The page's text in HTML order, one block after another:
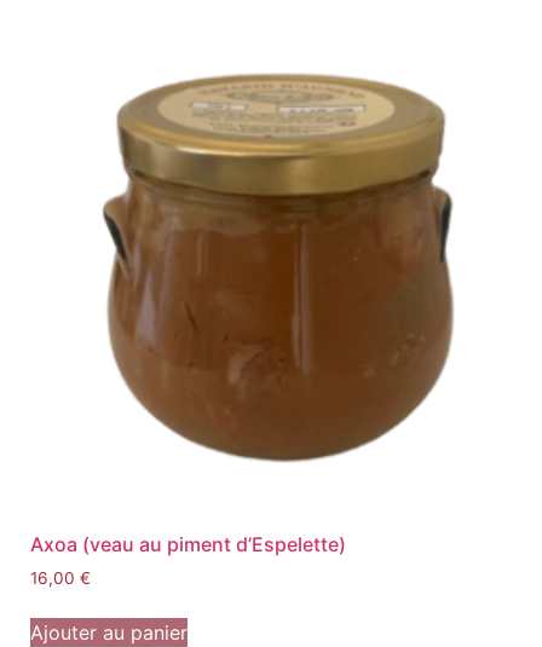
Axoa (veau au piment d’Espelette)
16,00 €
Ajouter au panier